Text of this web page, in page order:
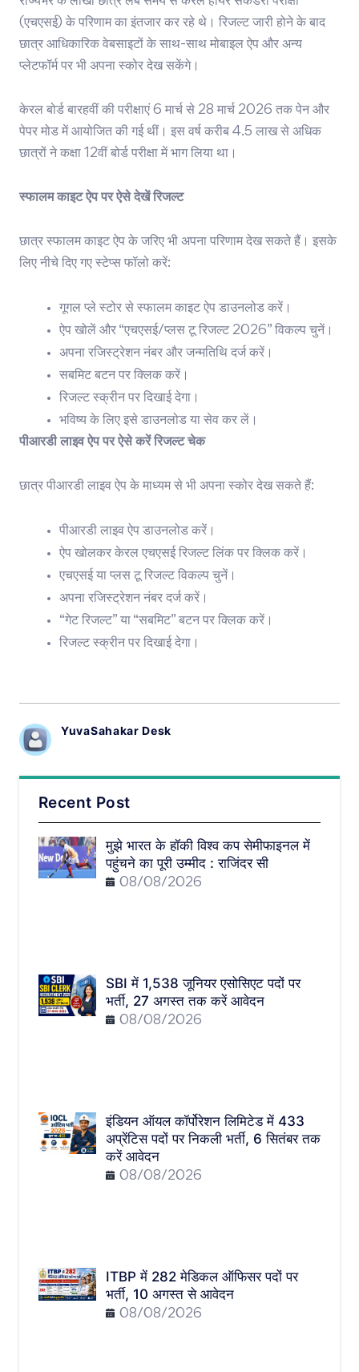
(एचएसई) के परिणाम का इंतजार कर रहे थे। रिजल्ट जारी होने के बाद
छात्र आधिकारिक वेबसाइटों के साथ-साथ मोबाइल ऐप और अन्य
प्लेटफॉर्म पर भी अपना स्कोर देख सकेंगे।
केरल बोर्ड बारहवीं की परीक्षाएं 6 मार्च से 28 मार्च 2026 तक पेन और
पेपर मोड में आयोजित की गई थीं। इस वर्ष करीब 4.5 लाख से अधिक
छात्रों ने कक्षा 12वीं बोर्ड परीक्षा में भाग लिया था।
स्फालम काइट ऐप पर ऐसे देखें रिजल्ट
छात्र स्फालम काइट ऐप के जरिए भी अपना परिणाम देख सकते हैं। इसके
लिए नीचे दिए गए स्टेप्स फॉलो करें:
गूगल प्ले स्टोर से स्फालम काइट ऐप डाउनलोड करें।
ऐप खोलें और “एचएसई/प्लस टू रिजल्ट 2026” विकल्प चुनें।
अपना रजिस्ट्रेशन नंबर और जन्मतिथि दर्ज करें।
सबमिट बटन पर क्लिक करें।
रिजल्ट स्क्रीन पर दिखाई देगा।
भविष्य के लिए इसे डाउनलोड या सेव कर लें।
पीआरडी लाइव ऐप पर ऐसे करें रिजल्ट चेक
छात्र पीआरडी लाइव ऐप के माध्यम से भी अपना स्कोर देख सकते हैं:
पीआरडी लाइव ऐप डाउनलोड करें।
ऐप खोलकर केरल एचएसई रिजल्ट लिंक पर क्लिक करें।
एचएसई या प्लस टू रिजल्ट विकल्प चुनें।
अपना रजिस्ट्रेशन नंबर दर्ज करें।
“गेट रिजल्ट” या “सबमिट” बटन पर क्लिक करें।
रिजल्ट स्क्रीन पर दिखाई देगा।
YuvaSahakar Desk
Recent Post
मुझे भारत के हॉकी विश्व कप सेमीफाइनल में
पहुंचने का पूरी उम्मीद : राजिंदर सी
08/08/2026
SBI में 1,538 जूनियर एसोसिएट पदों पर
भर्ती, 27 अगस्त तक करें आवेदन
08/08/2026
इंडियन ऑयल कॉर्पोरेशन लिमिटेड में 433
अप्रेंटिस पदों पर निकली भर्ती, 6 सितंबर तक
करें आवेदन
08/08/2026
ITBP में 282 मेडिकल ऑफिसर पदों पर
भर्ती, 10 अगस्त से आवेदन
08/08/2026